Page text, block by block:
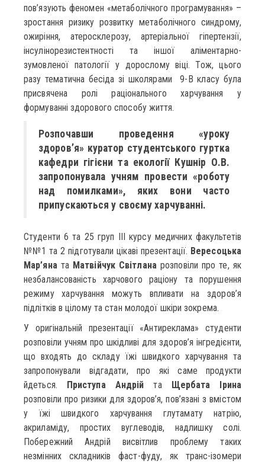
пов’язують феномен «метаболічного програмування» –
зростання ризику розвитку метаболічного синдрому,
ожиріння, атеросклерозу, артеріальної гіпертензії,
інсулінорезистентності та іншої аліментарно-
зумовленої патології у дорослому віці. Тож, цього
разу тематична бесіда зі школярами 9-В класу була
присвячена ролі раціонального харчування у
формуванні здорового способу життя.
Розпочавши проведення «уроку
здоров’я» куратор студентського гуртка
кафедри гігієни та екології Кушнір О.В.
запропонувала учням провести «роботу
над помилками», яких вони часто
припускаються у своєму харчуванні.
Студенти 6 та 25 груп ІІІ курсу медичних факультетів
№№1 та 2 підготували цікаві презентації. Вересоцька
Мар’яна та Матвійчук Світланарозповіли про те, як
незбалансованість харчового раціону та порушення
режиму харчування можуть впливати на здоров’я
підлітків в цілому та стан молодої шкіри зокрема.
У оригінальній презентації «Антиреклама» студенти
розповіли учням про шкідливі для здоров’я інгредієнти,
що входять до складу їжі швидкого харчування та
запропонували відгадати, про які саме продукти
йдеться. Приступа АндрійтаЩербата Ірина
розповіли про ризики для здоров’я, пов’язані з вмістом
у їжі швидкого харчування глутамату натрію,
акриламіду, простих вуглеводів, надлишку солі.
Побережний Андрій висвітлив проблему таких
незмінних складників фаст-фуду, як транс-ізомери